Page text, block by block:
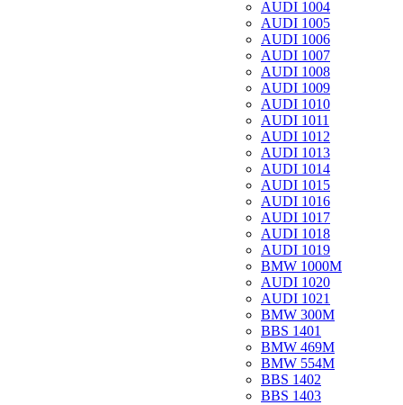
AUDI 1004
AUDI 1005
AUDI 1006
AUDI 1007
AUDI 1008
AUDI 1009
AUDI 1010
AUDI 1011
AUDI 1012
AUDI 1013
AUDI 1014
AUDI 1015
AUDI 1016
AUDI 1017
AUDI 1018
AUDI 1019
BMW 1000M
AUDI 1020
AUDI 1021
BMW 300M
BBS 1401
BMW 469M
BMW 554M
BBS 1402
BBS 1403